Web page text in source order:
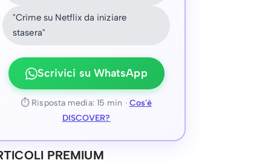
"Crime su Netflix da iniziare
stasera"
Scrivici su WhatsApp
⏱ Risposta media: 15 min · Cos'è
DISCOVER?
PREMIUM